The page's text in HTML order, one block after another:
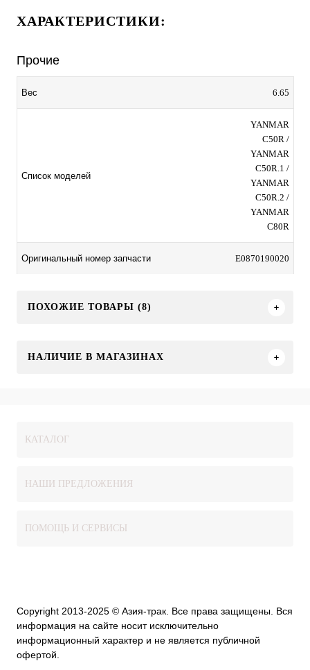
ХАРАКТЕРИСТИКИ:
Прочие
Вес 6.65
Список моделей
YANMAR
C50R /
YANMAR
C50R.1 /
YANMAR
C50R.2 /
YANMAR
C80R
Оригинальный номер запчасти E0870190020
ПОХОЖИЕ ТОВАРЫ (8)
НАЛИЧИЕ В МАГАЗИНАХ
КАТАЛОГ
НАШИ ПРЕДЛОЖЕНИЯ
ПОМОЩЬ И СЕРВИСЫ
Copyright 2013-2025 © Азия-трак. Все права защищены. Вся
информация на сайте носит исключительно
информационный характер и не является публичной
офертой.